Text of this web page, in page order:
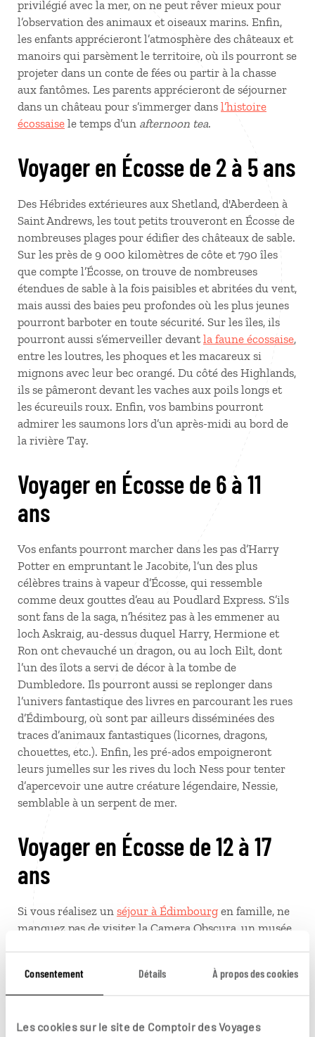
Consentement Détails À propos des cookies
Les cookies sur le site de Comptoir des Voyages
privilégié avec la mer, on ne peut rêver mieux pour
l’observation des animaux et oiseaux marins. Enfin,
les enfants apprécieront l’atmosphère des châteaux et
manoirs qui parsèment le territoire, où ils pourront se
projeter dans un conte de fées ou partir à la chasse
aux fantômes. Les parents apprécieront de séjourner
dans un château pour s’immerger dans l’histoire
écossaise le temps d’un afternoon tea.
Voyager en Écosse de 2 à 5 ans
Des Hébrides extérieures aux Shetland, d'Aberdeen à
Saint Andrews, les tout petits trouveront en Écosse de
nombreuses plages pour édifier des châteaux de sable.
Sur les près de 9 000 kilomètres de côte et 790 îles
que compte l’Écosse, on trouve de nombreuses
étendues de sable à la fois paisibles et abritées du vent,
mais aussi des baies peu profondes où les plus jeunes
pourront barboter en toute sécurité. Sur les îles, ils
pourront aussi s’émerveiller devant la faune écossaise,
entre les loutres, les phoques et les macareux si
mignons avec leur bec orangé. Du côté des Highlands,
ils se pâmeront devant les vaches aux poils longs et
les écureuils roux. Enfin, vos bambins pourront
admirer les saumons lors d’un après-midi au bord de
la rivière Tay.
Voyager en Écosse de 6 à 11
ans
Vos enfants pourront marcher dans les pas d’Harry
Potter en empruntant le Jacobite, l’un des plus
célèbres trains à vapeur d’Écosse, qui ressemble
comme deux gouttes d’eau au Poudlard Express. S’ils
sont fans de la saga, n’hésitez pas à les emmener au
loch Askraig, au-dessus duquel Harry, Hermione et
Ron ont chevauché un dragon, ou au loch Eilt, dont
l’un des îlots a servi de décor à la tombe de
Dumbledore. Ils pourront aussi se replonger dans
l’univers fantastique des livres en parcourant les rues
d’Édimbourg, où sont par ailleurs disséminées des
traces d’animaux fantastiques (licornes, dragons,
chouettes, etc.). Enfin, les pré-ados empoigneront
leurs jumelles sur les rives du loch Ness pour tenter
d’apercevoir une autre créature légendaire, Nessie,
semblable à un serpent de mer.
Voyager en Écosse de 12 à 17
ans
Si vous réalisez un séjour à Édimbourg en famille, ne
manquez pas de visiter la Camera Obscura, un musée
dans le quartier de Leith, dont ils apprécieront
l’atmosphère jeune et dynamique, pour monter à bord
machines, ils pourront s’improviser capitaine de cet